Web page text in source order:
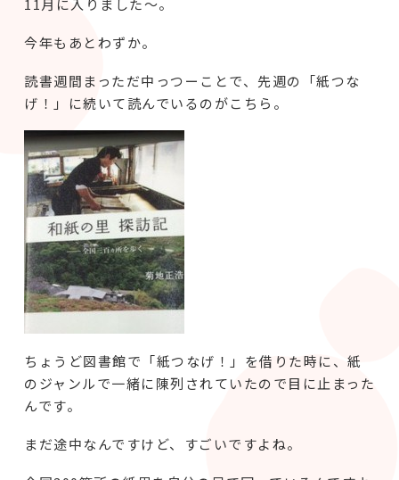
11月に入りました～。
今年もあとわずか。
読書週間まっただ中っつーことで、先週の「紙つな
げ！」に続いて読んでいるのがこちら。
ちょうど図書館で「紙つなげ！」を借りた時に、紙
のジャンルで一緒に陳列されていたので目に止まった
んです。
まだ途中なんですけど、すごいですよね。